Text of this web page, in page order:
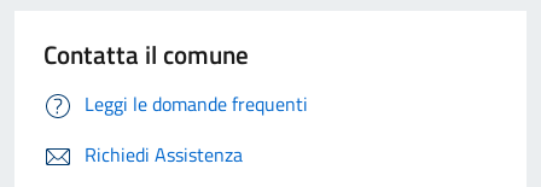
Contatta il comune
Leggi le domande frequenti
Richiedi Assistenza